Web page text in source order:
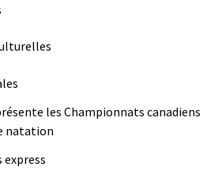
les Championnats canadiens
natation